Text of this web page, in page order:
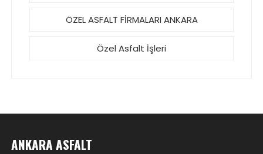
ÖZEL ASFALT FİRMALARI ANKARA
Özel Asfalt İşleri
ANKARA ASFALT